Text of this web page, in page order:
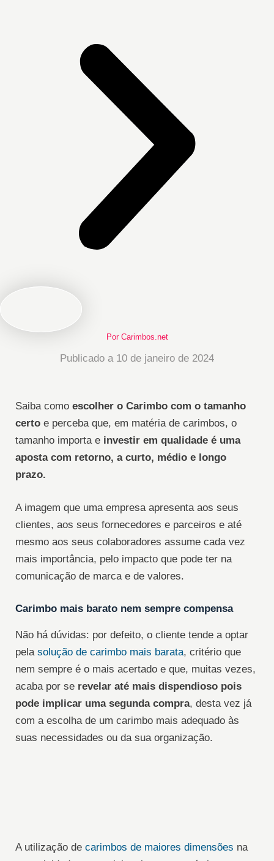
Por Carimbos.net
Publicado a 10 de janeiro de 2024
Saiba como escolher o Carimbo com o tamanho
certo e perceba que, em matéria de carimbos, o
tamanho importa e investir em qualidade é uma
aposta com retorno, a curto, médio e longo
prazo.
A imagem que uma empresa apresenta aos seus
clientes, aos seus fornecedores e parceiros e até
mesmo aos seus colaboradores assume cada vez
mais importância, pelo impacto que pode ter na
comunicação de marca e de valores.
Carimbo mais barato nem sempre compensa
Não há dúvidas: por defeito, o cliente tende a optar
pela solução de carimbo mais barata, critério que
nem sempre é o mais acertado e que, muitas vezes,
acaba por se revelar até mais dispendioso pois
pode implicar uma segunda compra, desta vez já
com a escolha de um carimbo mais adequado às
suas necessidades ou da sua organização.
A utilização de carimbos de maiores dimensões na